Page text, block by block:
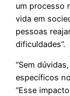
um processo
vida em
pessoas
dificuldades”.
“Sem
específicos
“Esse